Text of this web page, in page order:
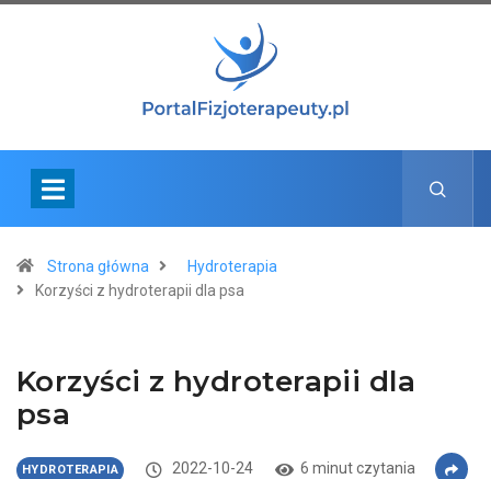
Strona główna
Hydroterapia
Korzyści z hydroterapii dla psa
Korzyści z hydroterapii dla
psa
HYDROTERAPIA 2022-10-24 6 minut czytania